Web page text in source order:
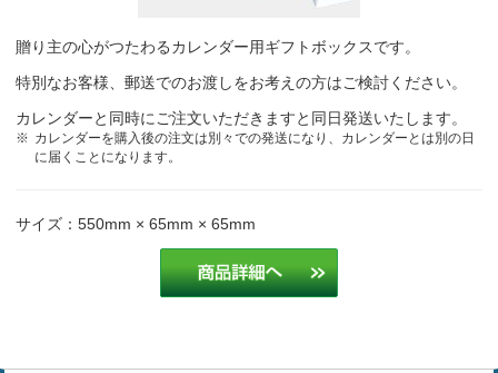
贈り主の心がつたわるカレンダー用ギフトボックスです。
特別なお客様、郵送でのお渡しをお考えの方はご検討ください。
カレンダーと同時にご注文いただきますと同日発送いたします。
カレンダーを購入後の注文は別々での発送になり、カレンダーとは別の日
に届くことになります。
サイズ：550mm × 65mm × 65mm